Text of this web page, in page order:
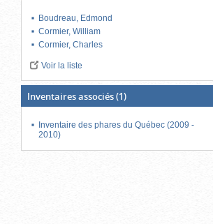
Boudreau, Edmond
Cormier, William
Cormier, Charles
Voir la liste
Inventaires associés(1)
Inventaire des phares du Québec (2009 -
2010)